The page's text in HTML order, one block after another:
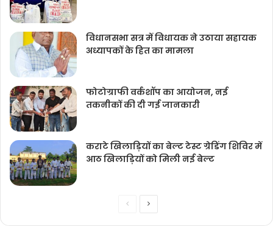
विधानसभा सत्र में विधायक ने उठाया सहायक
अध्यापकों के हित का मामला
फोटोग्राफी वर्कशॉप का आयोजन, नई
तकनीकों की दी गई जानकारी
कराटे खिलाड़ियों का बेल्ट टेस्ट ग्रेडिंग शिविर में
आठ खिलाड़ियों को मिली नई बेल्ट
PreviousNext